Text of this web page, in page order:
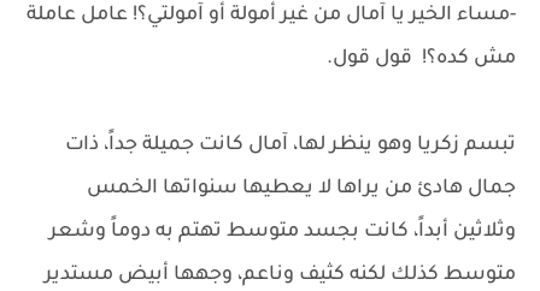
-مساء الخير يا آمال من غير أمولة أو آمولتي؟! عامل عاملة
مش كده؟! قول قول.
تبسم زكريا وهو ينظر لها، آمال كانت جميلة جداً، ذات
جمال هادئ من يراها لا يعطيها سنواتها الخمس
وثلاثين أبداً، كانت بجسد متوسط تهتم به دوماً وشعر
متوسط كذلك لكنه كثيف وناعم، وجهها أبيض مستدير